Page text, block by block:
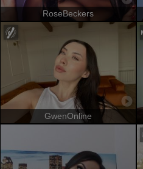
RoseBeckers
GwenOnline